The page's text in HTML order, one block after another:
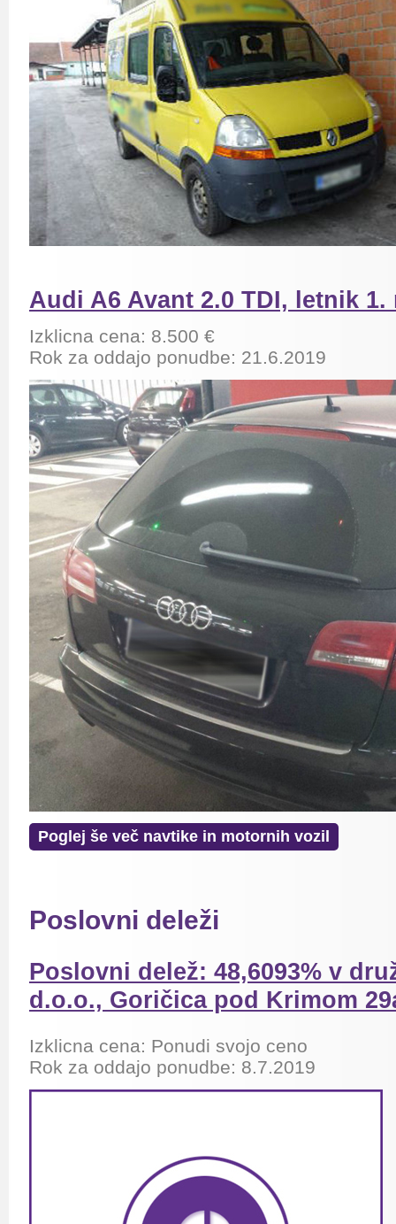
Audi A6 Avant 2.0 TDI, letnik 1.
Izklicna cena: 8.500 €
Rok za oddajo ponudbe: 21.6.2019
Poglej še več navtike in motornih vozil
Poslovni deleži
Poslovni delež: 48,6093% v
d.o.o., Goričica pod Krimom
Izklicna cena: Ponudi svojo ceno
Rok za oddajo ponudbe: 8.7.2019